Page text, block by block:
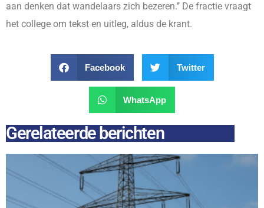
aan denken dat wandelaars zich bezeren.’’ De fractie vraagt
het college om tekst en uitleg, aldus de krant.
Facebook Twitter
WhatsApp
Gerelateerde berichten